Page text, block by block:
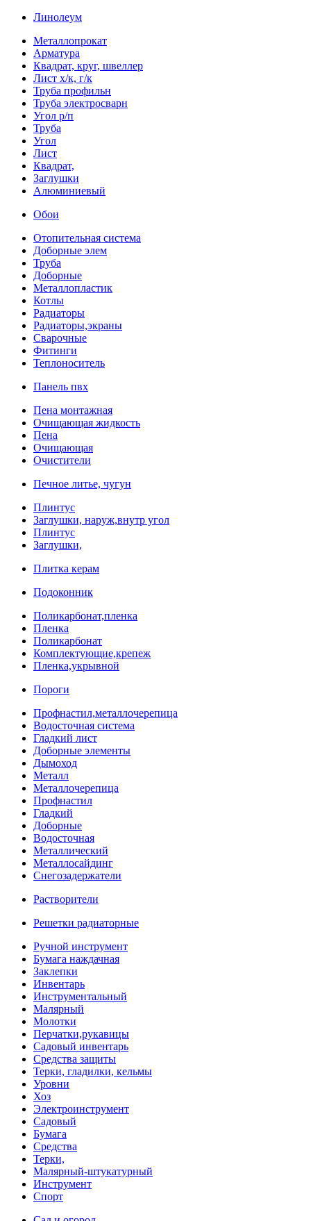
Линолеум
Металлопрокат
Арматура
Квадрат, круг, швеллер
Лист х/к, г/к
Труба профильн
Труба электросварн
Угол р/п
Труба
Угол
Лист
Квадрат,
Заглушки
Алюминиевый
Обои
Отопительная система
Доборные элем
Труба
Доборные
Металлопластик
Котлы
Радиаторы
Радиаторы,экраны
Сварочные
Фитинги
Теплоноситель
Панель пвх
Пена монтажная
Очищающая жидкость
Пена
Очищающая
Очистители
Печное литье, чугун
Плинтус
Заглушки, наруж,внутр угол
Плинтус
Заглушки,
Плитка керам
Подоконник
Поликарбонат,пленка
Пленка
Поликарбонат
Комплектующие,крепеж
Пленка,укрывной
Пороги
Профнастил,металлочерепица
Водосточная система
Гладкий лист
Доборные элементы
Дымоход
Металл
Металлочерепица
Профнастил
Гладкий
Доборные
Водосточная
Металлический
Металлосайдинг
Снегозадержатели
Растворители
Решетки радиаторные
Ручной инструмент
Бумага наждачная
Заклепки
Инвентарь
Инструментальный
Малярный
Молотки
Перчатки,рукавицы
Садовый инвентарь
Средства защиты
Терки, гладилки, кельмы
Уровни
Хоз
Электроинструмент
Садовый
Бумага
Средства
Терки,
Малярный-штукатурный
Инструмент
Спорт